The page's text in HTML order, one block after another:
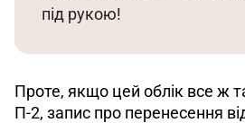
під рукою!
Проте, якщо цей облік все ж
П-2, запис про перенесення